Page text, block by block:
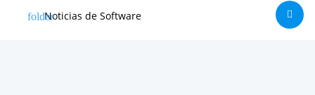
Noticias de Software